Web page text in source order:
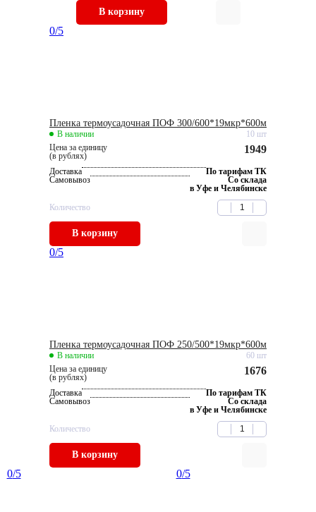
В корзину
0/5
Пленка термоусадочная ПОФ 300/600*19мкр*600м
В наличии
10 шт
Цена за единицу
(в рублях)
1949
Доставка
По тарифам ТК
Самовывоз
Со склада
в Уфе и Челябинске
Количество
В корзину
0/5
Пленка термоусадочная ПОФ 250/500*19мкр*600м
В наличии
60 шт
Цена за единицу
(в рублях)
1676
Доставка
По тарифам ТК
Самовывоз
Со склада
в Уфе и Челябинске
Количество
В корзину
0/5 0/5